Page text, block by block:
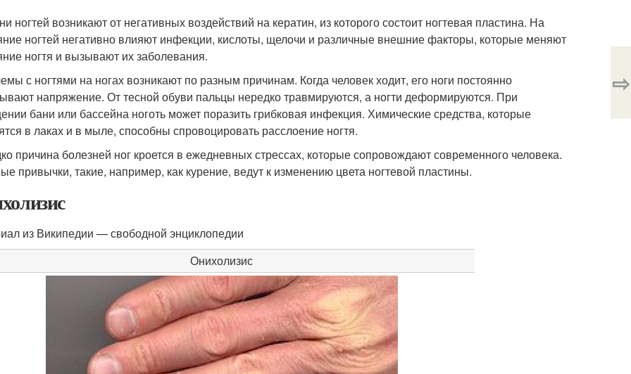
ногтей возникают от негативных воздействий на кератин, из которого состоит ногтевая пластина. На
ногтей негативно влияют инфекции, кислоты, щелочи и различные внешние факторы, которые меняют
ногтя и вызывают их заболевания.
с ногтями на ногах возникают по разным причинам. Когда человек ходит, его ноги постоянно
напряжение. От тесной обуви пальцы нередко травмируются, а ногти деформируются. При
бани или бассейна ноготь может поразить грибковая инфекция. Химические средства, которые
в лаках и в мыле, способны спровоцировать расслоение ногтя.
причина болезней ног кроется в ежедневных стрессах, которые сопровождают современного человека.
привычки, такие, например, как курение, ведут к изменению цвета ногтевой пластины.
из Википедии — свободной энциклопедии
Онихолизис
⇨